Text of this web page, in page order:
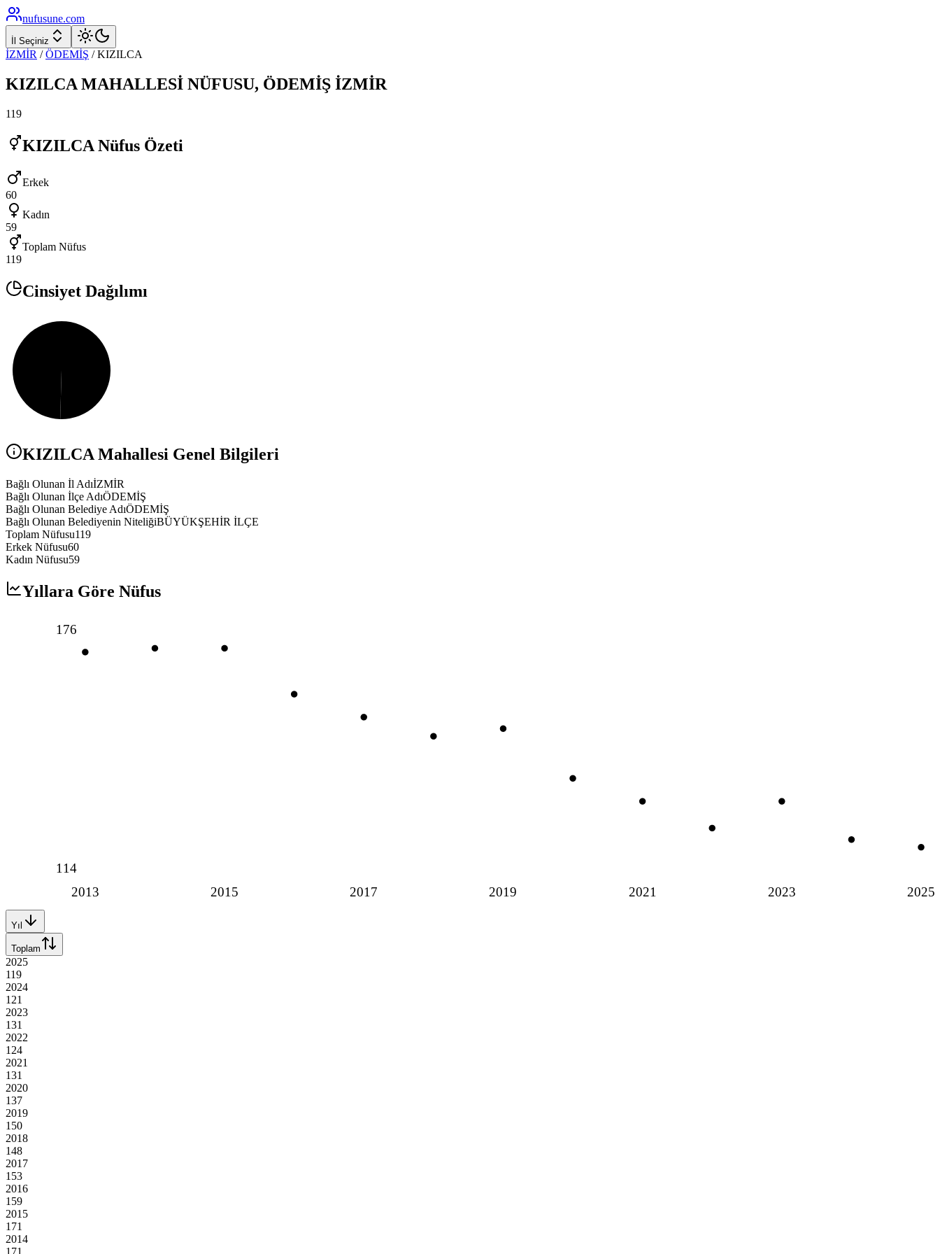
nufusune.com
İl Seçiniz
İZMİR / ÖDEMİŞ /KIZILCA
KIZILCA MAHALLESİ NÜFUSU, ÖDEMİŞ İZMİR
119
KIZILCA Nüfus Özeti
Erkek
60
Kadın
59
Toplam Nüfus
119
Cinsiyet Dağılımı
KIZILCAMahallesi Genel Bilgileri
Bağlı Olunan İl AdıİZMİR
Bağlı Olunan İlçe AdıÖDEMİŞ
Bağlı Olunan Belediye AdıÖDEMİŞ
Bağlı Olunan Belediyenin NiteliğiBÜYÜKŞEHİR İLÇE
Toplam Nüfusu119
Erkek Nüfusu60
Kadın Nüfusu59
Yıllara Göre Nüfus
2013 2015 2017 2019 2021 2023 2025
176
114
Yıl
Toplam
2025
119
2024
121
2023
131
2022
124
2021
131
2020
137
2019
150
2018
148
2017
153
2016
159
2015
171
2014